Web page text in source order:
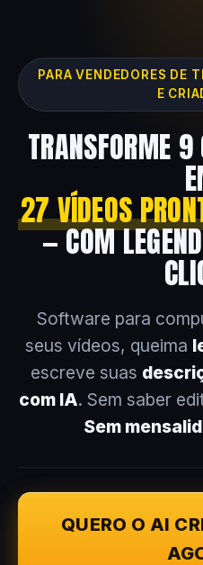
PARA VENDEDORES DE
E
TRANSFORME
27 VÍDEOS
— COM
Software para
seus vídeos, queima
escreve suas
com IA. Sem saber
Sem
QUERO O AI